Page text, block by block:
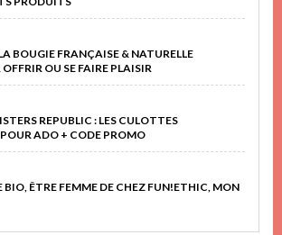
BOUGIE FRANÇAISE & NATURELLE
OU SE FAIRE PLAISIR
REPUBLIC : LES CULOTTES
ADO + CODE PROMO
BIO, ÊTRE FEMME DE CHEZ FUN!ETHIC, MON